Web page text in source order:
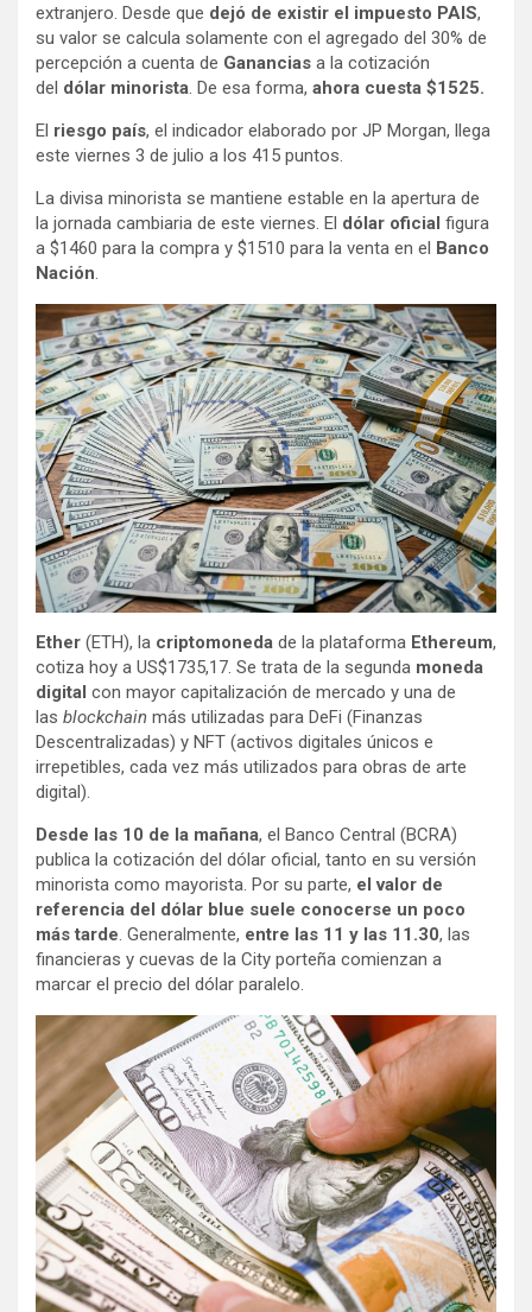
extranjero. Desde que dejó de existir el impuesto PAIS,
su valor se calcula solamente con el agregado del 30% de
percepción a cuenta de Ganancias a la cotización
del dólar minorista . De esa forma, ahora cuesta $1525.
El riesgo país, el indicador elaborado por JP Morgan, llega
este viernes 3 de julio a los 415 puntos.
La divisa minorista se mantiene estable en la apertura de
la jornada cambiaria de este viernes. El dólar oficial figura
a $1460 para la compra y $1510 para la venta en el Banco
Nación
Ether (ETH), la criptomoneda de la plataforma Ethereum,
cotiza hoy a US$1735,17. Se trata de la segunda moneda
digital con mayor capitalización de mercado y una de
las blockchain más utilizadas para DeFi (Finanzas
Descentralizadas) y NFT (activos digitales únicos e
irrepetibles, cada vez más utilizados para obras de arte
digital).
Desde las 10 de la mañana, el Banco Central (BCRA)
publica la cotización del dólar oficial, tanto en su versión
minorista como mayorista. Por su parte, el valor de
referencia del dólar blue suele conocerse un poco
más tarde. Generalmente, entre las 11 y las 11.30, las
financieras y cuevas de la City porteña comienzan a
marcar el precio del dólar paralelo.